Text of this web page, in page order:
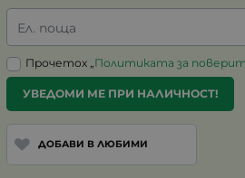
Ел. поща
Прочетох „Политиката за
УВЕДОМИ МЕ ПРИ НАЛИЧНОСТ!
ДОБАВИ В ЛЮБИМИ